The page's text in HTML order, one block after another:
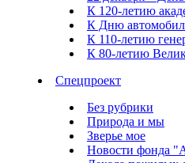
К 120-летию
К Дню
К 110-летию
К 80-летию
Спецпроект
Без рубрики
Природа и мы
Зверье мое
Новости фонда